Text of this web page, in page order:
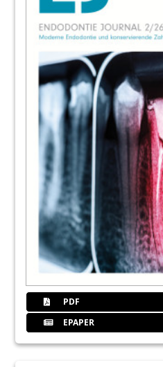
PDF
EPAPER